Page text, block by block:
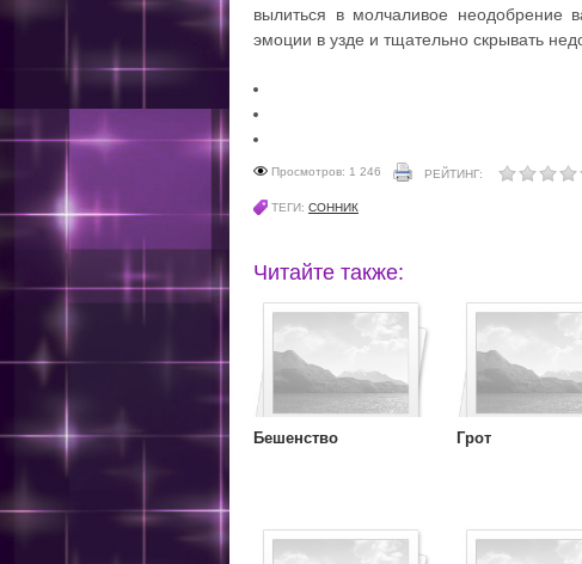
вылиться в молчаливое неодобрение
эмоции в узде и тщательно скрывать
Просмотров: 1 246 РЕЙТИНГ:
ТЕГИ: СОННИК
Читайте также:
Бешенство Грот